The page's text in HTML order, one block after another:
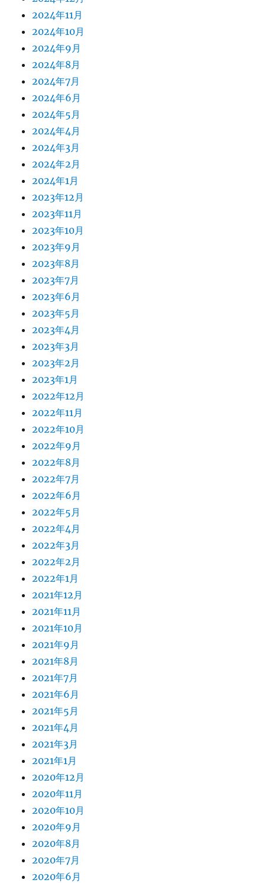
2024年11月
2024年10月
2024年9月
2024年8月
2024年7月
2024年6月
2024年5月
2024年4月
2024年3月
2024年2月
2024年1月
2023年12月
2023年11月
2023年10月
2023年9月
2023年8月
2023年7月
2023年6月
2023年5月
2023年4月
2023年3月
2023年2月
2023年1月
2022年12月
2022年11月
2022年10月
2022年9月
2022年8月
2022年7月
2022年6月
2022年5月
2022年4月
2022年3月
2022年2月
2022年1月
2021年12月
2021年11月
2021年10月
2021年9月
2021年8月
2021年7月
2021年6月
2021年5月
2021年4月
2021年3月
2021年1月
2020年12月
2020年11月
2020年10月
2020年9月
2020年8月
2020年7月
2020年6月